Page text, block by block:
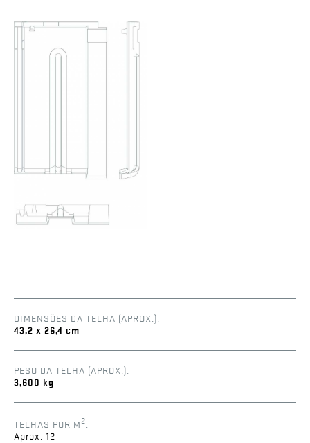
DIMENSÕES DA TELHA (APROX.):
43,2 x 26,4 cm
PESO DA TELHA (APROX.):
3,600 kg
TELHAS POR M 2:
Aprox. 12